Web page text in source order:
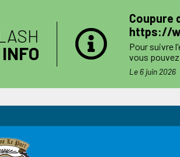
Coupure
https://
Pour suivre
vous pouvez
côtés. Toutefois
Le jour des
Le 6 juin 2026